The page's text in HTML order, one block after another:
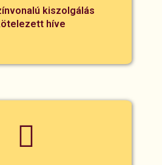
kiszolgálás
híve